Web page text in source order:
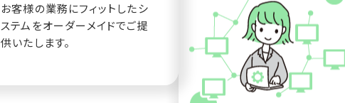
お客様の業務にフィットしたシ
ステムをオーダーメイドでご提
供いたします。